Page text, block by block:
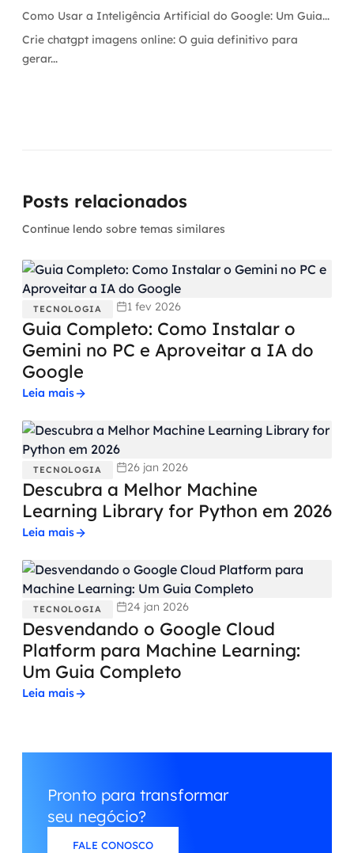
Como Usar a Inteligência Artificial do Google: Um Guia...
Crie chatgpt imagens online: O guia definitivo para
gerar...
Posts relacionados
Continue lendo sobre temas similares
TECNOLOGIA 1 fev 2026
Guia Completo: Como Instalar o
Gemini no PC e Aproveitar a IA do
Google
Leia mais
TECNOLOGIA 26 jan 2026
Descubra a Melhor Machine
Learning Library for Python em 2026
Leia mais
TECNOLOGIA 24 jan 2026
Desvendando o Google Cloud
Platform para Machine Learning:
Um Guia Completo
Leia mais
Pronto para transformar
seu negócio?
FALE CONOSCO